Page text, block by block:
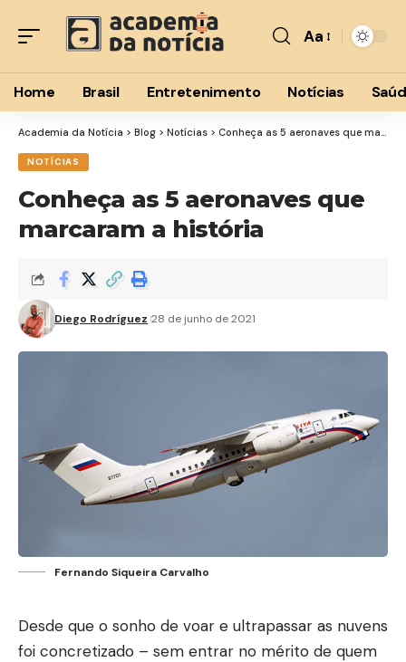
Font
Resizer
Aa
Home Brasil Entretenimento Notícias
Academia da Notícia > Blog > Notícias > Conheça as 5 aeronaves que marcaram a história
NOTÍCIAS
Conheça as 5 aeronaves que
marcaram a história
Diego Rodríguez 28 de junho de 2021
Fernando Siqueira Carvalho
Desde que o sonho de voar e ultrapassar as nuvens
foi concretizado – sem entrar no mérito de quem